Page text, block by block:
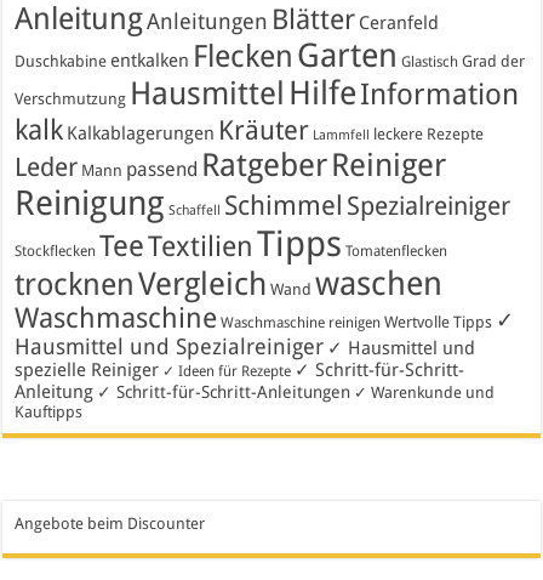
AnleitungAnleitungen Blätter Ceranfeld
Duschkabine entkalken Flecken Garten Glastisch Grad der
Verschmutzung Hausmittel HilfeInformation
kalk Kalkablagerungen Kräuter Lammfell leckere Rezepte
Leder Mann passend RatgeberReiniger
Reinigung Schaffell Schimmel Spezialreiniger
Stockflecken TeeTextilienTipps Tomatenflecken
trocknenVergleich Wand waschen
Waschmaschine Waschmaschine reinigen Wertvolle Tipps ✓
Hausmittel und Spezialreiniger ✓ Hausmittel und
spezielle Reiniger ✓ Ideen für Rezepte ✓ Schritt-für-Schritt-
Anleitung ✓ Schritt-für-Schritt-Anleitungen ✓ Warenkunde und
Kauftipps
Angebote beim Discounter